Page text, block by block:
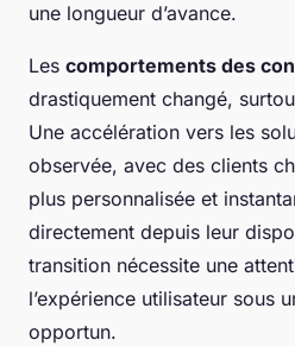
une longueur d’avance.
Les comportements des
drastiquement changé,
Une accélération vers les
observée, avec des clients
plus personnalisée et
directement depuis leur
transition nécessite une
l’expérience utilisateur sous
opportun.